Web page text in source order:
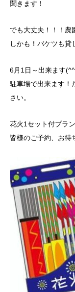
聞きます！
でも大丈夫！！！農
しかも！バケツも貸
6月1日～出来ます
駐車場で出来ます！
さい。
花火1セット付プラ
皆様のご予約、お待